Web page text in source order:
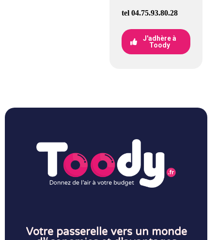
tel 04.75.93.80.28
J'adhère à
Toody
Votre passerelle vers un monde